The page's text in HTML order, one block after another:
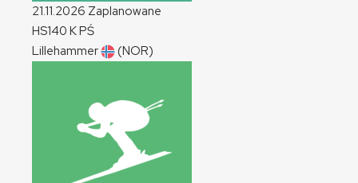
21.11.2026 Zaplanowane
HS140 KPŚ
Lillehammer
(NOR)